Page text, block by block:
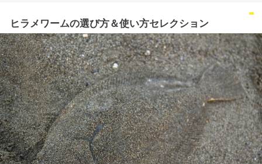
ヒラメワームの選び方＆使い方セレクション